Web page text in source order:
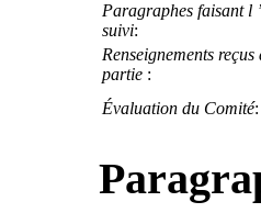
Paragraphes faisant l
suivi:
Renseignements reçus
partie :
Évaluation du Comité: